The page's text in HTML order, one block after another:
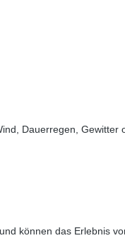
Dauerregen,
können das Erlebnis